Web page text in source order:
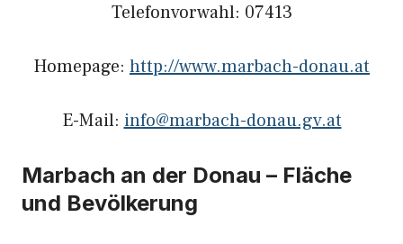
Telefonvorwahl: 07413
Homepage: http://www.marbach-donau.at
E-Mail: info@marbach-donau.gv.at
Marbach an der Donau – Fläche
und Bevölkerung